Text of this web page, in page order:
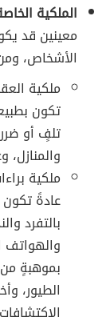
الملكية
معينين قد
الأشخاص،
ملكية
تكون
تلفٍ أو
والمنازل،
ملكية
عادةً تكون
بالتفرد
والهواتف
بموهبةٍ
الطيور،